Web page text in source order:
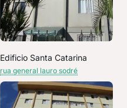
Edificio Santa Catarina
rua general lauro sodré